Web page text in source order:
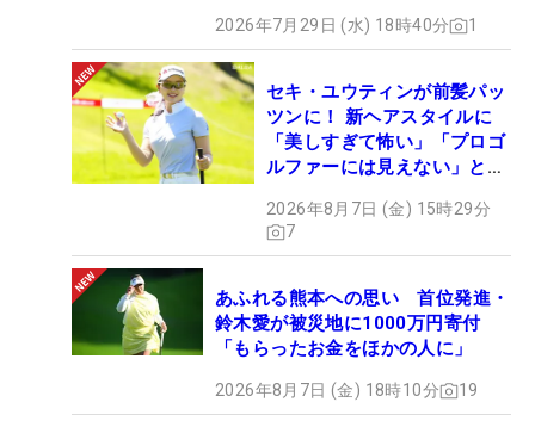
2026年7月29日 (水) 18時40分 1
セキ・ユウティンが前髪パッ
ツンに！ 新ヘアスタイルに
「美しすぎて怖い」「プロゴ
ルファーには見えない」とコ
2026年8月7日 (金) 15時29分
7
あふれる熊本への思い 首位発進・
鈴木愛が被災地に1000万円寄付
「もらったお金をほかの人に」
2026年8月7日 (金) 18時10分 19